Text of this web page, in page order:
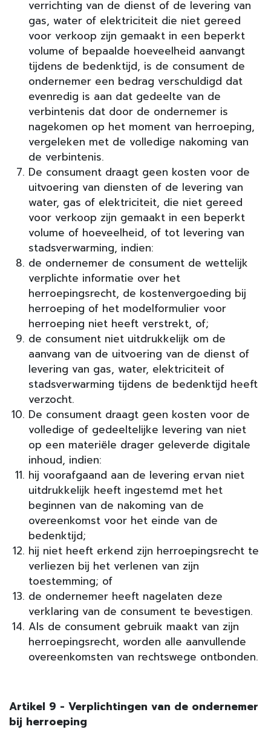
verrichting van de dienst of de levering van
gas, water of elektriciteit die niet gereed
voor verkoop zijn gemaakt in een beperkt
volume of bepaalde hoeveelheid aanvangt
tijdens de bedenktijd, is de consument de
ondernemer een bedrag verschuldigd dat
evenredig is aan dat gedeelte van de
verbintenis dat door de ondernemer is
nagekomen op het moment van herroeping,
vergeleken met de volledige nakoming van
de verbintenis.
De consument draagt geen kosten voor de
uitvoering van diensten of de levering van
water, gas of elektriciteit, die niet gereed
voor verkoop zijn gemaakt in een beperkt
volume of hoeveelheid, of tot levering van
stadsverwarming, indien:
de ondernemer de consument de wettelijk
verplichte informatie over het
herroepingsrecht, de kostenvergoeding bij
herroeping of het modelformulier voor
herroeping niet heeft verstrekt, of;
de consument niet uitdrukkelijk om de
aanvang van de uitvoering van de dienst of
levering van gas, water, elektriciteit of
stadsverwarming tijdens de bedenktijd heeft
verzocht.
De consument draagt geen kosten voor de
volledige of gedeeltelijke levering van niet
op een materiële drager geleverde digitale
inhoud, indien:
hij voorafgaand aan de levering ervan niet
uitdrukkelijk heeft ingestemd met het
beginnen van de nakoming van de
overeenkomst voor het einde van de
bedenktijd;
hij niet heeft erkend zijn herroepingsrecht te
verliezen bij het verlenen van zijn
toestemming; of
de ondernemer heeft nagelaten deze
verklaring van de consument te bevestigen.
Als de consument gebruik maakt van zijn
herroepingsrecht, worden alle aanvullende
overeenkomsten van rechtswege ontbonden.
Artikel 9 - Verplichtingen van de ondernemer
bij herroeping